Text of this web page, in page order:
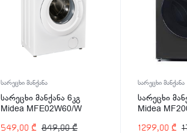
სარეცხი მანქანა
სარეცხი მანქანა 6კგ
Midea MFE02W60/W
849,00₾
549,00 ₾
სარეცხი მანქანა
სარეცხი
Midea
1299,00 ₾